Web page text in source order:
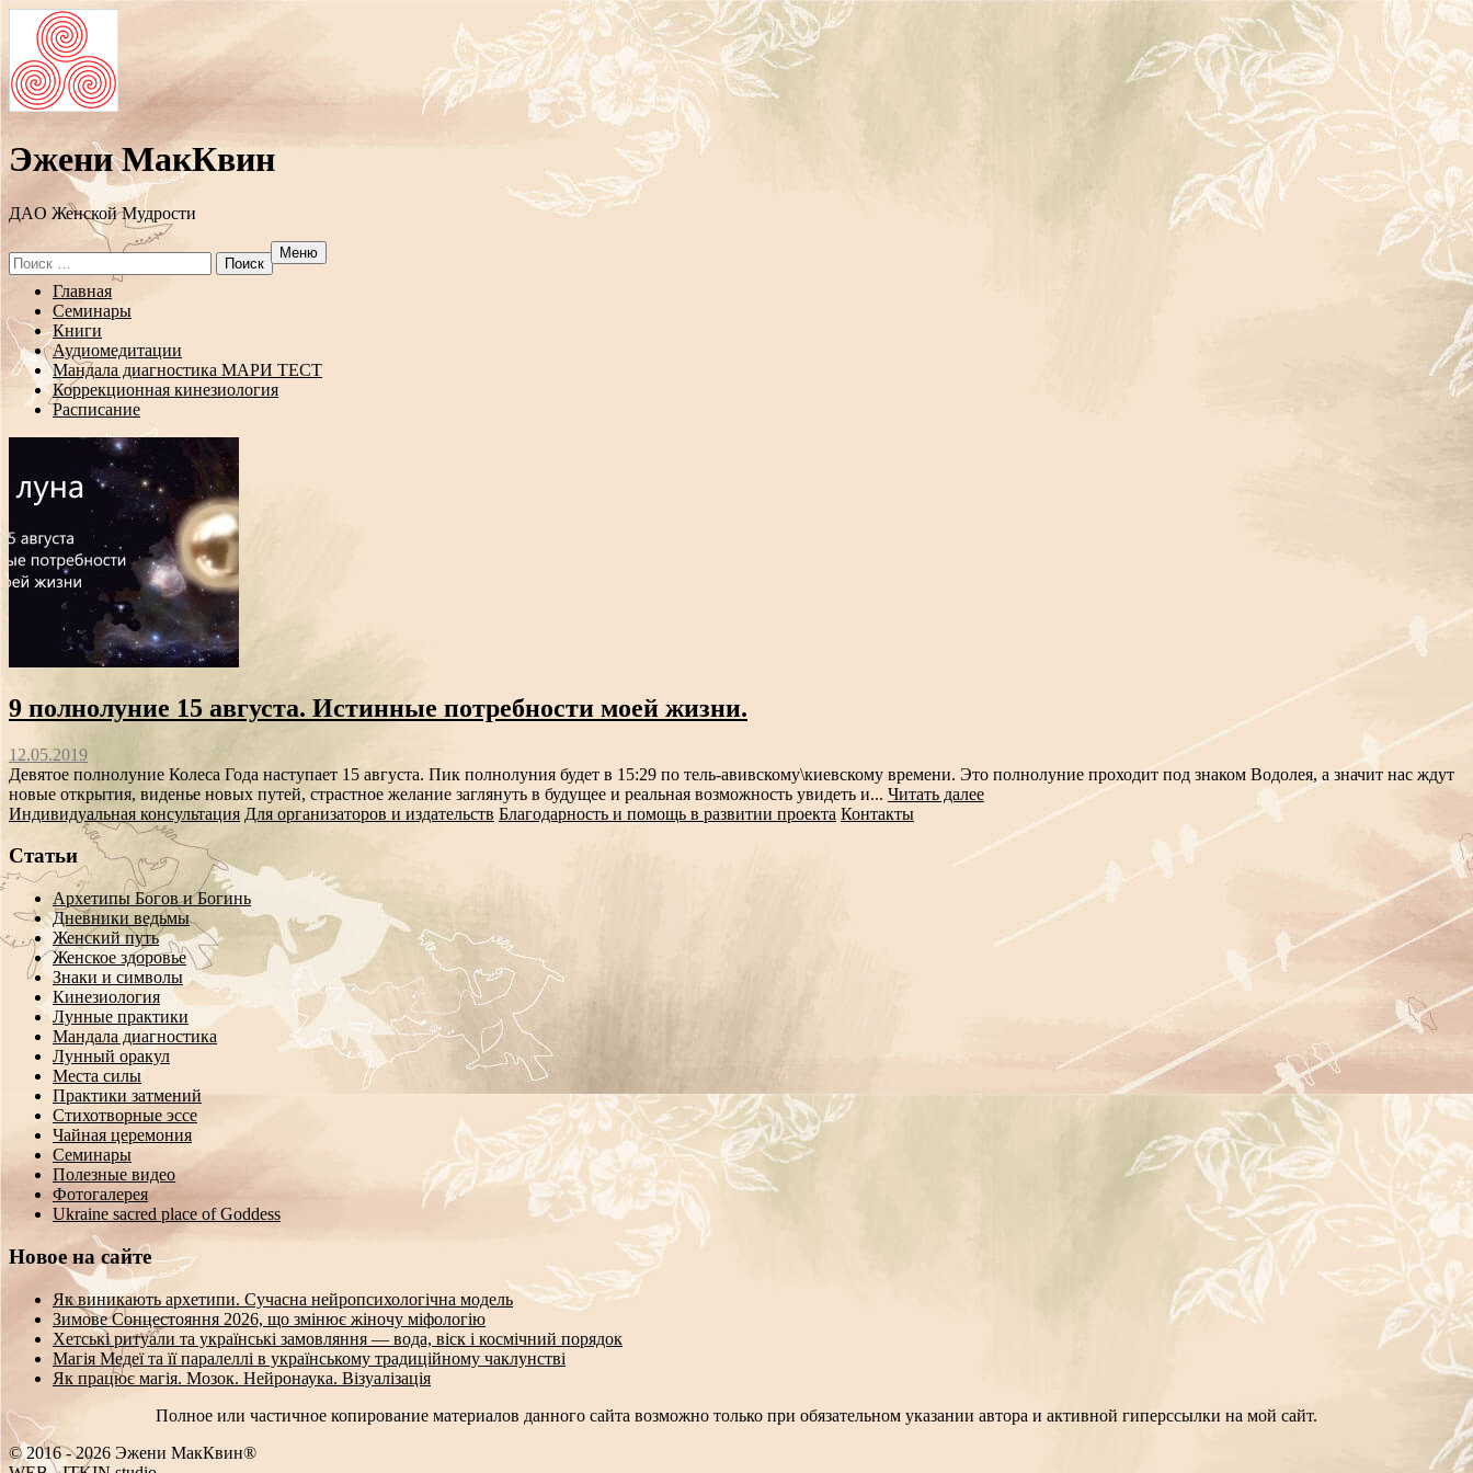
Эжени МакКвин
ДAO Женской Мудрости
Search
for:
Меню
Перейти
содержанию
Главная
Семинары
Книги
Аудиомедитации
Мандала диагностика МАРИ ТЕСТ
Коррекционная кинезиология
Расписание
9 полнолуние 15 августа. Истинные потребности моей жизни.
12.05.2019
Девятое полнолуние Колеса Года наступает 15 августа. Пик полнолуния будет в 15:29 по тель-авивскому\киевскому времени. Это полнолуние проходит под знаком Водолея, а значит нас ждут
новые открытия, виденье новых путей, страстное желание заглянуть в будущее и реальная возможность увидеть и... Читать далее
Индивидуальная консультация Для организаторов и издательств Благодарность и помощь в развитии проекта Контакты
Статьи
Архетипы Богов и Богинь
Дневники ведьмы
Женский путь
Женское здоровье
Знаки и символы
Кинезиология
Лунные практики
Мандала диагностика
Лунный оракул
Места силы
Практики затмений
Стихотворные эссе
Чайная церемония
Семинары
Полезные видео
Фотогалерея
Ukraine sacred place of Goddess
Новое на сайте
Як виникають архетипи. Сучасна нейропсихологічна модель
Зимове Сонцестояння 2026, що змінює жіночу міфологію
Хетські ритуали та українські замовляння — вода, віск і космічний порядок
Магія Медеї та її паралеллі в українському традиційному чаклунстві
Як працює магія. Мозок. Нейронаука. Візуалізація
Полное или частичное копирование материалов данного сайта возможно только при обязательном указании автора и активной гиперссылки на мой сайт.
© 2016 - 2026 Эжени МакКвин®